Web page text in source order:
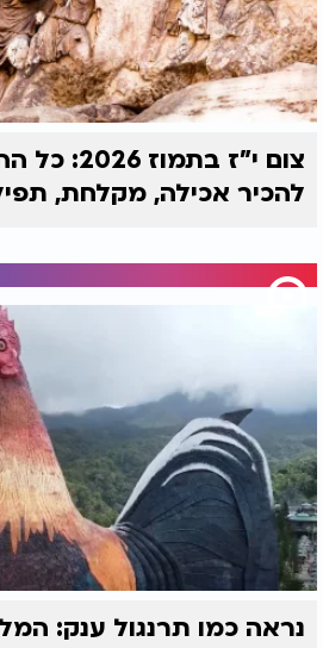
צום י"ז
להכיר אכילה, מקלחת,
נראה כמו תרנגול ענק: